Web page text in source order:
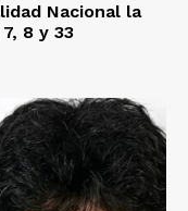
Nacional la
8 y 33